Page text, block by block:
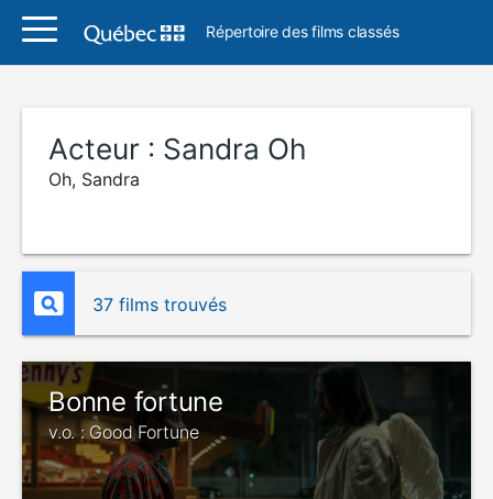
Répertoire des films classés
Acteur : Sandra Oh
Oh, Sandra
37 films trouvés
Bonne fortune
v.o. : Good Fortune